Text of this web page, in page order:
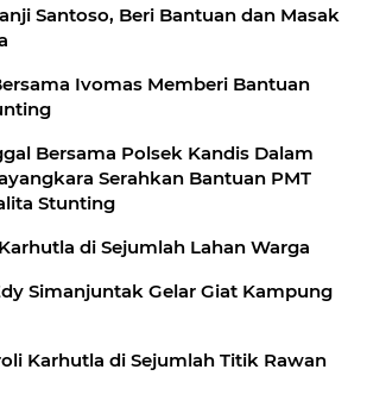
Santoso, Beri Bantuan dan Masak
Ivomas Memberi Bantuan
Bersama Polsek Kandis Dalam
Serahkan Bantuan PMT
Stunting
di Sejumlah Lahan Warga
Simanjuntak Gelar Giat Kampung
Karhutla di Sejumlah Titik Rawan